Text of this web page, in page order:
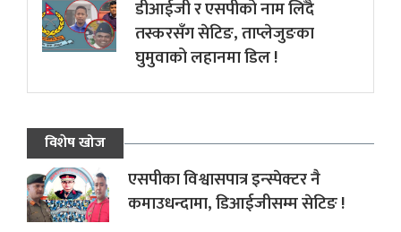
डीआईजी र एसपीको नाम लिँदै
तस्करसँग सेटिङ, ताप्लेजुङका
घुमुवाको लहानमा डिल !
विशेष खोज
एसपीका विश्वासपात्र इन्स्पेक्टर नै
कमाउधन्दामा, डिआईजीसम्म सेटिङ !